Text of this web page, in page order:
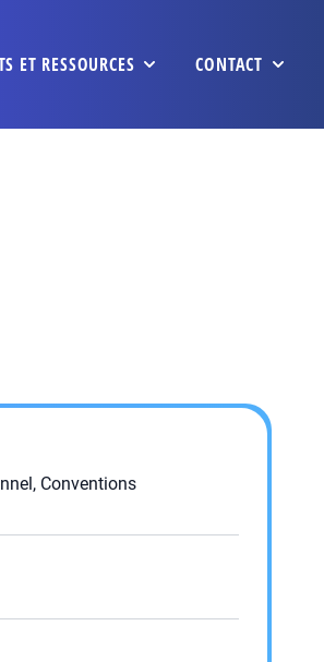
ET RESSOURCES CONTACT
Conventions